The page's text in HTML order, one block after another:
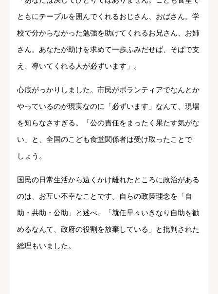
ともにテーブルを囲んでくれるおじさん、おばさん。学
校で分からなかった勉強を助けてくれるお兄さん、お姉
さん。あなたが助けを求めて一歩ふみだせば、そばで支
え、導いてくれる人が必ずいます」。
心底がっかりしました。市民がボランティアでなんとか
やっているのが現実なのに「必ずいます」なんて、現場
を知らなさすぎる。「公の責任をまったく果たす気がな
い」と、全国のこども食堂関係者は受け取ったことで
しょう。
国民の日常生活から遠くかけ離れたところに政治がある
のは、お互い不幸なことです。自らの政策理念を「自
助・共助・公助」と述べ、「就任早々いきなり自助を勧
めるなんて、政府の役割を放棄している」と批判された
総理もいました。